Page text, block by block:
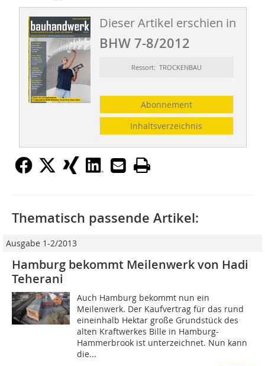
Dieser Artikel erschien in
BHW 7-8/2012
Ressort: TROCKENBAU
Abonnement
Inhaltsverzeichnis
Thematisch passende Artikel:
Ausgabe 1-2/2013
Hamburg bekommt Meilenwerk von Hadi
Teherani
Auch Hamburg bekommt nun ein
Meilenwerk. Der Kaufvertrag für das rund
eineinhalb Hektar große Grundstück des
alten Kraftwerkes Bille in Hamburg-
Hammerbrook ist unterzeichnet. Nun kann
die...